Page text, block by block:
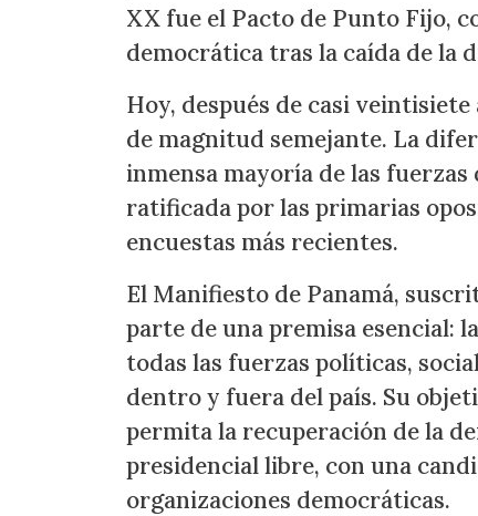
XX fue el Pacto de Punto Fijo,
democrática tras la caída de la
Hoy, después de casi
de magnitud semejante. La
inmensa mayoría de las
ratificada por las primarias
encuestas más recientes.
El Manifiesto de Panamá,
parte de una premisa esencial:
todas las fuerzas políticas,
dentro y fuera del país. Su
permita la recuperación de la
presidencial libre, con una
organizaciones democráticas.